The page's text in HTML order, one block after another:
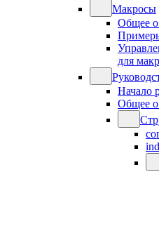
Макросы
Общее о
для
Начало
Общее о